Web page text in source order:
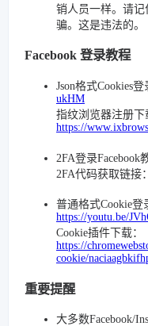
销人员一样。请
骗。这是违法的。
Facebook 登录教程
Json格式Cookies登
ukHM
指纹浏览器注册下
https://
2FA登录Facebook
2FA代码获取链接
普通格式Cookie登
https://youtu.be/
Cookie插件下载：
https://
cookie/
重要提醒
大多数Facebook/